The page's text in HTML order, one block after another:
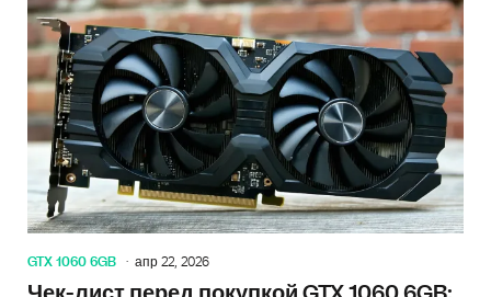
GTX 1060 6GB апр 22, 2026